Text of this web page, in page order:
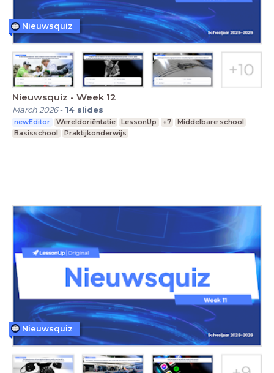
Nieuwsquiz - Week 12
March 2026- 14 slides
newEditor Wereldoriëntatie LessonUp +7
Middelbare school
Basisschool
Praktijkonderwijs
Nieuwsquiz
Nieuwsquiz